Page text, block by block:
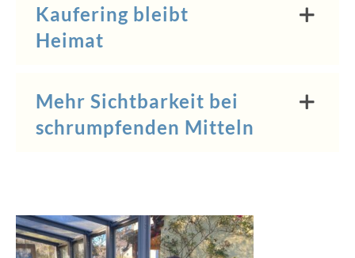
Kaufering bleibt
Heimat
Mehr Sichtbarkeit bei
schrumpfenden Mitteln